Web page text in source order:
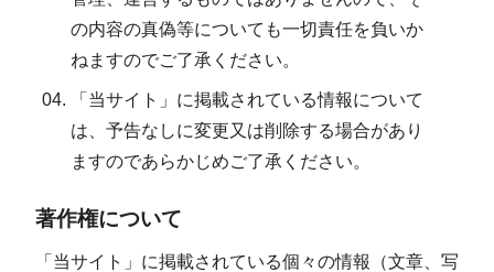
の内容の真偽等についても一切責任を負いか
ねますのでご了承ください。
「当サイト」に掲載されている情報について
は、予告なしに変更又は削除する場合があり
ますのであらかじめご了承ください。
著作権について
「当サイト」に掲載されている個々の情報（文章、写